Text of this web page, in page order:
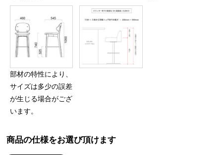
部材の特性により、
サイズは多少の誤差
が生じる場合がござ
います。
商品の仕様をお選び頂けます